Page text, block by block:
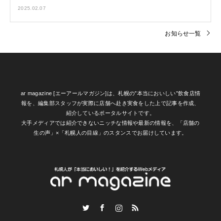
2025.02.07
お知らせ一覧
ar magazine [エーアールマガジン]は、札幌の”本当においしい”飲食店情
報を、編集部スタッフが実際に店舗へ赴き実食をした上で記事を作成、
紹介しているポータルサイトです。
大手メディアでは紹介できないニッチな情報や最新の情報を、「店舗の
生の声」×「札幌人の目線」のスタンスでお届けしています。
InstagramRSS